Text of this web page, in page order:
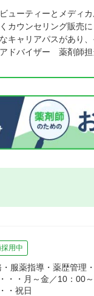
ューティーとメディ
カウンセリング販売
キャリアパスがあり
ドバイザー 薬剤師担
用中
服薬指導・薬歴管理
・・月～金／10：
・祝日